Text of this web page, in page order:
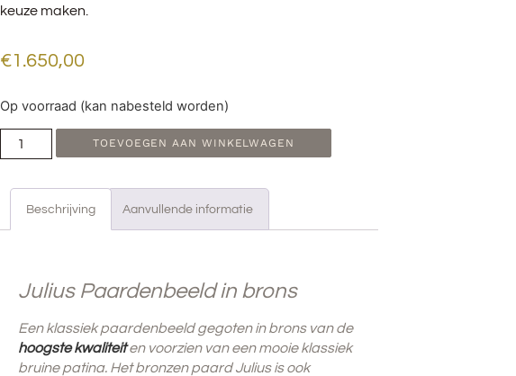
keuze maken.
€1.650,00
Op voorraad (kan nabesteld worden)
TOEVOEGEN AAN WINKELWAGEN
Beschrijving Aanvullende informatie
Julius Paardenbeeld in brons
Een klassiek paardenbeeld gegoten in brons van de
hoogste kwaliteiten voorzien van een mooie klassiek
bruine patina. Het bronzen paard Julius is ook